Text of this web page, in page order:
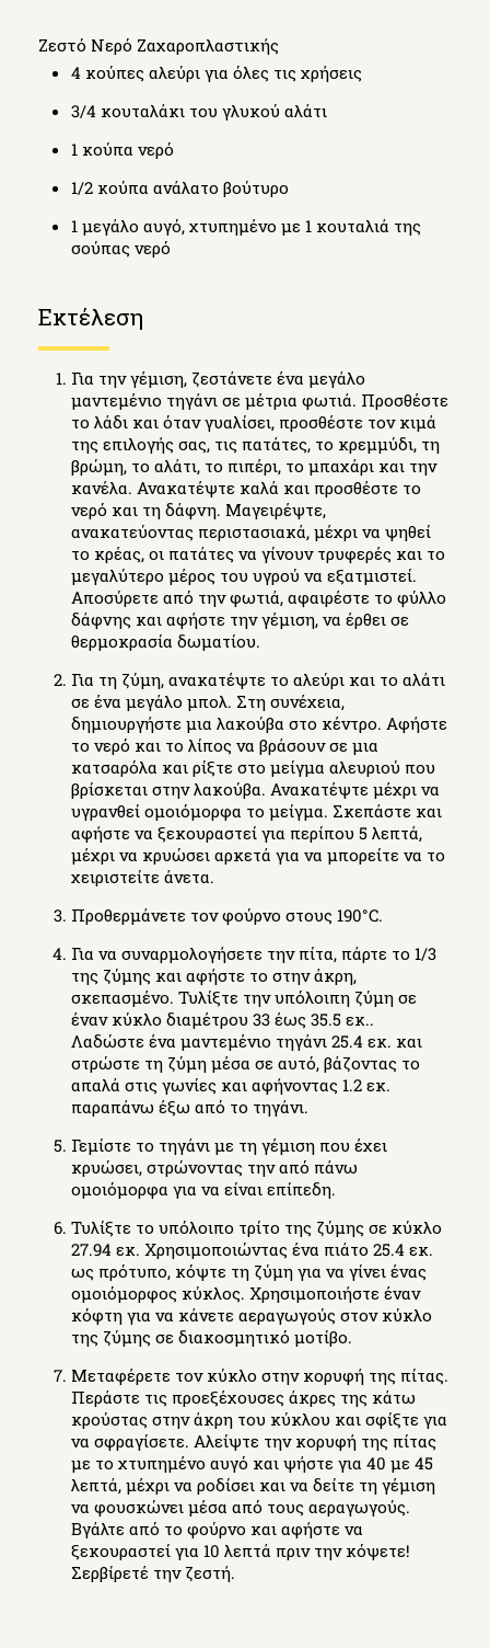
Ζεστό Νερό Ζαχαροπλαστικής
4 κούπες αλεύρι για όλες τις χρήσεις
3/4 κουταλάκι του γλυκού αλάτι
1 κούπα νερό
1/2 κούπα ανάλατο βούτυρο
1 μεγάλο αυγό, χτυπημένο με 1 κουταλιά της
σούπας νερό
Εκτέλεση
Για την γέμιση, ζεστάνετε ένα μεγάλο
μαντεμένιο τηγάνι σε μέτρια φωτιά. Προσθέστε
το λάδι και όταν γυαλίσει, προσθέστε τον κιμά
της επιλογής σας, τις πατάτες, το κρεμμύδι, τη
βρώμη, το αλάτι, το πιπέρι, το μπαχάρι και την
κανέλα. Ανακατέψτε καλά και προσθέστε το
νερό και τη δάφνη. Μαγειρέψτε,
ανακατεύοντας περιστασιακά, μέχρι να ψηθεί
το κρέας, οι πατάτες να γίνουν τρυφερές και το
μεγαλύτερο μέρος του υγρού να εξατμιστεί.
Αποσύρετε από την φωτιά, αφαιρέστε το φύλλο
δάφνης και αφήστε την γέμιση, να έρθει σε
θερμοκρασία δωματίου.
Για τη ζύμη, ανακατέψτε το αλεύρι και το αλάτι
σε ένα μεγάλο μπολ. Στη συνέχεια,
δημιουργήστε μια λακούβα στο κέντρο. Αφήστε
το νερό και το λίπος να βράσουν σε μια
κατσαρόλα και ρίξτε στο μείγμα αλευριού που
βρίσκεται στην λακούβα. Ανακατέψτε μέχρι να
υγρανθεί ομοιόμορφα το μείγμα. Σκεπάστε και
αφήστε να ξεκουραστεί για περίπου 5 λεπτά,
μέχρι να κρυώσει αρκετά για να μπορείτε να το
χειριστείτε άνετα.
Προθερμάνετε τον φούρνο στους 190°C.
Για να συναρμολογήσετε την πίτα, πάρτε το 1/3
της ζύμης και αφήστε το στην άκρη,
σκεπασμένο. Τυλίξτε την υπόλοιπη ζύμη σε
έναν κύκλο διαμέτρου 33 έως 35.5 εκ..
Λαδώστε ένα μαντεμένιο τηγάνι 25.4 εκ. και
στρώστε τη ζύμη μέσα σε αυτό, βάζοντας το
απαλά στις γωνίες και αφήνοντας 1.2 εκ.
παραπάνω έξω από το τηγάνι.
Γεμίστε το τηγάνι με τη γέμιση που έχει
κρυώσει, στρώνοντας την από πάνω
ομοιόμορφα για να είναι επίπεδη.
Τυλίξτε το υπόλοιπο τρίτο της ζύμης σε κύκλο
27.94 εκ. Χρησιμοποιώντας ένα πιάτο 25.4 εκ.
ως πρότυπο, κόψτε τη ζύμη για να γίνει ένας
ομοιόμορφος κύκλος. Χρησιμοποιήστε έναν
κόφτη για να κάνετε αεραγωγούς στον κύκλο
της ζύμης σε διακοσμητικό μοτίβο.
Μεταφέρετε τον κύκλο στην κορυφή της πίτας.
Περάστε τις προεξέχουσες άκρες της κάτω
κρούστας στην άκρη του κύκλου και σφίξτε για
να σφραγίσετε. Αλείψτε την κορυφή της πίτας
με το χτυπημένο αυγό και ψήστε για 40 με 45
λεπτά, μέχρι να ροδίσει και να δείτε τη γέμιση
να φουσκώνει μέσα από τους αεραγωγούς.
Βγάλτε από το φούρνο και αφήστε να
ξεκουραστεί για 10 λεπτά πριν την κόψετε!
Σερβίρετέ την ζεστή.